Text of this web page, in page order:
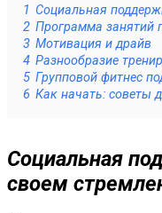
1 Социальная
2 Программа занятий
3 Мотивация и драйв
4 Разнообразие
5 Групповой фитнес
6 Как начать: советы
Социальная
своем